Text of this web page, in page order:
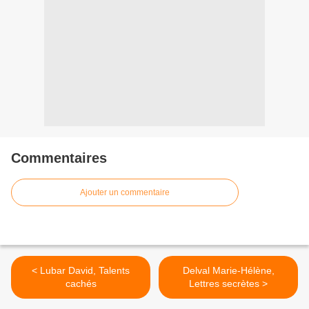
Commentaires
Ajouter un commentaire
< Lubar David, Talents
cachés
Delval Marie-Hélène,
Lettres secrètes >